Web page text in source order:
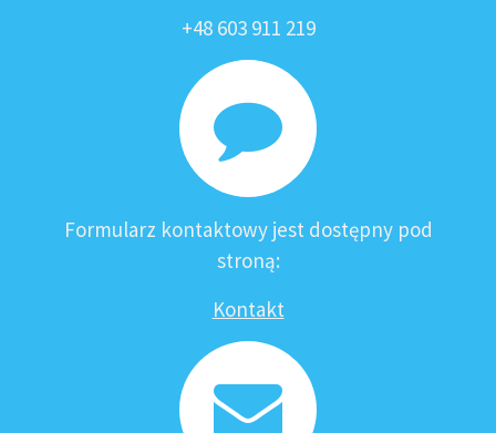
+48 603 911 219
Formularz kontaktowy jest dostępny pod
stroną:
Kontakt